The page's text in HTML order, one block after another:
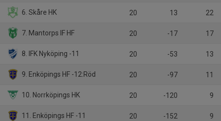
6. Skåre HK 20 13 22
7. Mantorps IF HF 20 -17 17
8. IFK Nyköping -11 20 -53 13
9. Enköpings HF -12:Röd 20 -97 11
10. Norrköpings HK 20 -120 9
11. Enköpings HF -11 20 -152 9